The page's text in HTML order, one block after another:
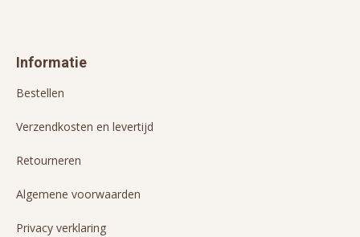
Informatie
Bestellen
Verzendkosten en levertijd
Retourneren
Algemene voorwaarden
Privacy verklaring